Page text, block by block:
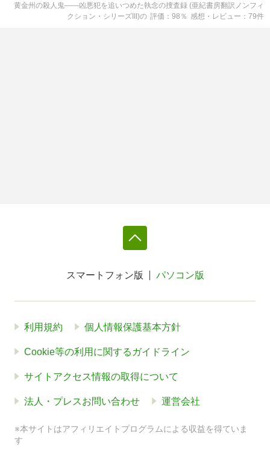
黄金州の殺人鬼――凶悪犯を追いつめた執念の捜査録 (亜紀書房翻訳ノンフィ
クション・シリーズIII)の 評価 98 ％ 感想・レビュー 79件
スマートフォン版 パソコン版
利用規約 個人情報保護基本方針
Cookie等の利用に関するガイドライン
サイトアクセス情報の取得について
法人・プレスお問い合わせ 運営会社
※本サイトはアフィリエイトプログラムによる収益を得ていま
す